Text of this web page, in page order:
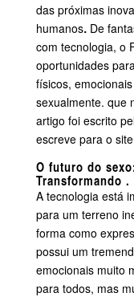
das próximas
humanos. De
com tecnologia, o
oportunidades
físicos,
sexualmente. que
artigo foi escrito
escreve para o site
O futuro do
Transformando .
A tecnologia está
para um terreno
forma como
possui um
emocionais muito
para todos, mas